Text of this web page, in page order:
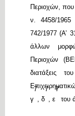
Περιοχών, που
ν. 4458/1965
742/1977 (Α’
άλλων
Περιοχών
διατάξεις
γ
7
, δ
7
, ε
7
του